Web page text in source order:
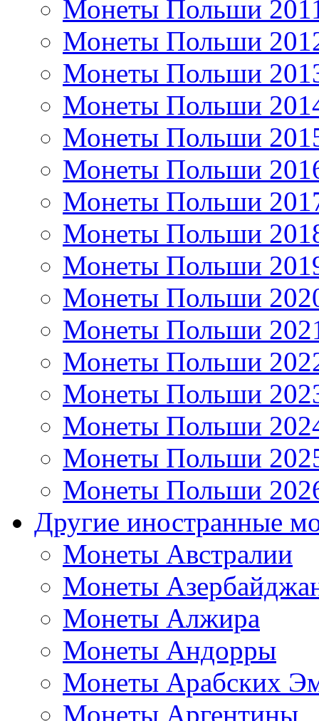
Монеты Польши
Монеты Польши
Монеты Польши
Монеты Польши
Монеты Польши
Монеты Польши
Монеты Польши
Монеты Польши
Монеты Польши
Монеты Польши
Монеты Польши
Монеты Польши
Монеты Польши
Монеты Польши
Монеты Польши
Монеты Польши
Другие иностранные
Монеты Австралии
Монеты
Монеты Алжира
Монеты Андорры
Монеты Арабских
Монеты Аргентины